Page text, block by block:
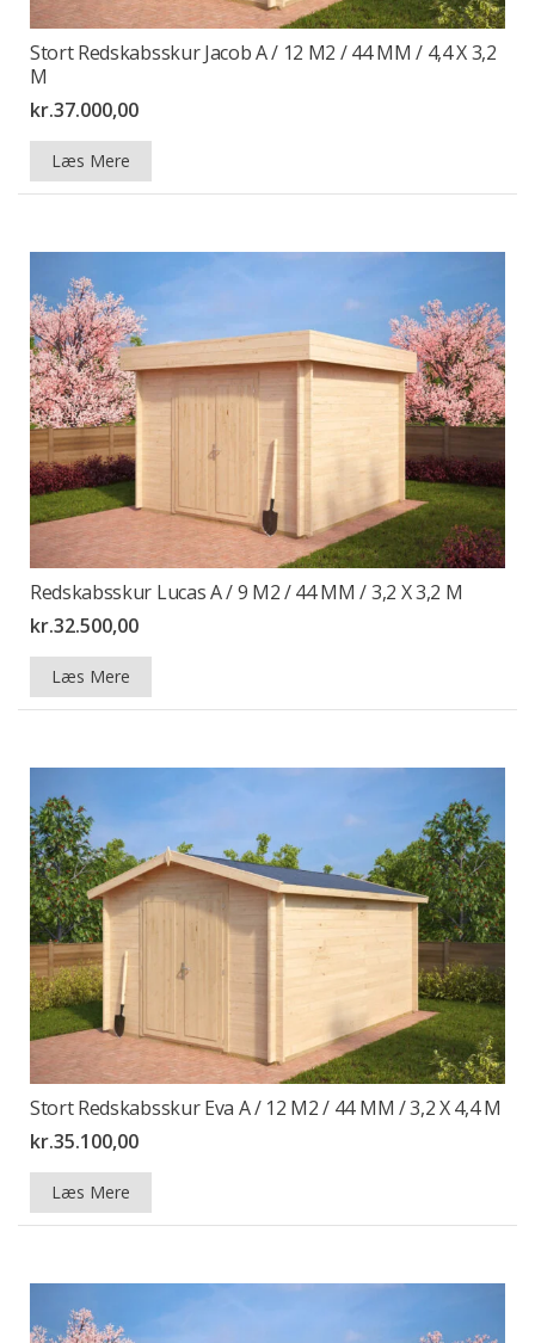
Stort Redskabsskur Jacob A / 12 M2 / 44 MM / 4,4 X 3,2
M
kr.37.000,00
Læs Mere
Redskabsskur Lucas A / 9 M2 / 44 MM / 3,2 X 3,2 M
kr.32.500,00
Læs Mere
Stort Redskabsskur Eva A / 12 M2 / 44 MM / 3,2 X 4,4 M
kr.35.100,00
Læs Mere